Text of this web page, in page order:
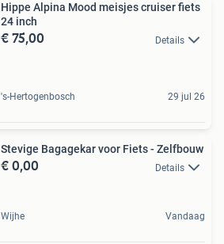
Hippe Alpina Mood meisjes cruiser fiets
24 inch
€ 75,00 Details
's-Hertogenbosch 29 jul 26
Stevige Bagagekar voor Fiets - Zelfbouw
€ 0,00 Details
Wijhe Vandaag